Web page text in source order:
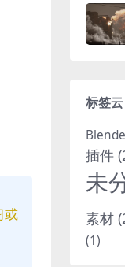
或
标签云
插件
未
素材
(1)